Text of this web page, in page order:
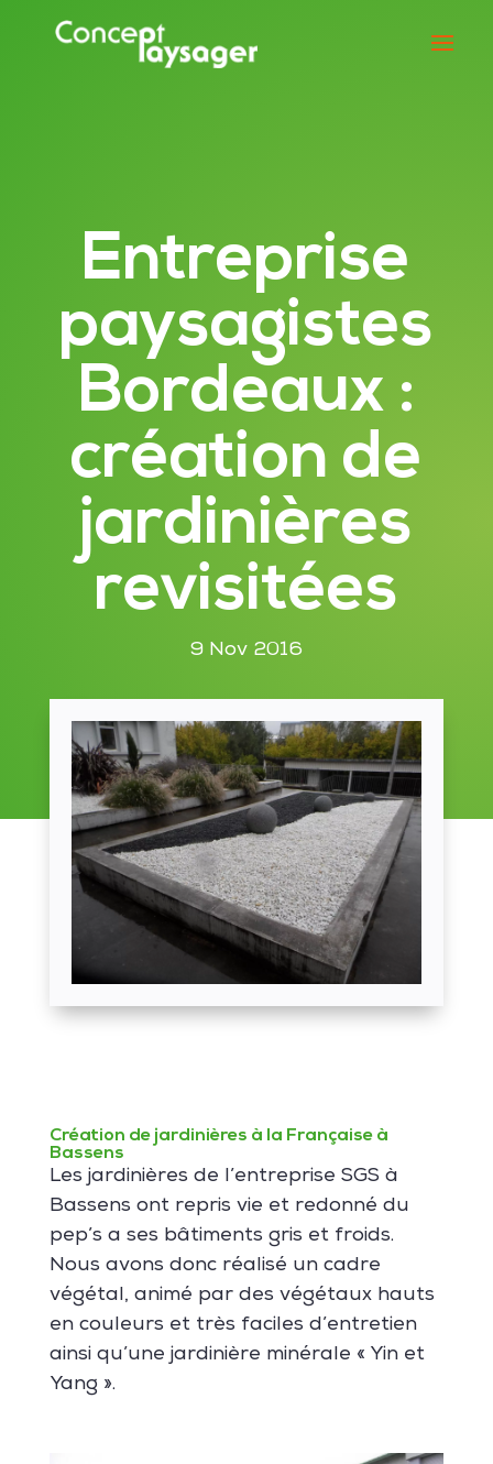
Entreprise
paysagistes
Bordeaux :
création de
jardinières
revisitées
9 Nov 2016
Création de jardinières à la Française à
Bassens
Les jardinières de l’entreprise SGS à
Bassens ont repris vie et redonné du
pep’s a ses bâtiments gris et froids.
Nous avons donc réalisé un cadre
végétal, animé par des végétaux hauts
en couleurs et très faciles d’entretien
ainsi qu’une jardinière minérale « Yin et
Yang ».